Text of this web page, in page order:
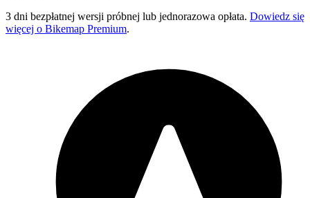
3 dni bezpłatnej wersji próbnej lub jednorazowa opłata. Dowiedz się
więcej o Bikemap Premium.